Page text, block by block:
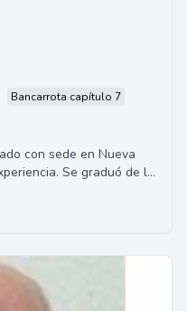
Bancarrota capítulo 7
con sede en Nueva
Se graduó de la